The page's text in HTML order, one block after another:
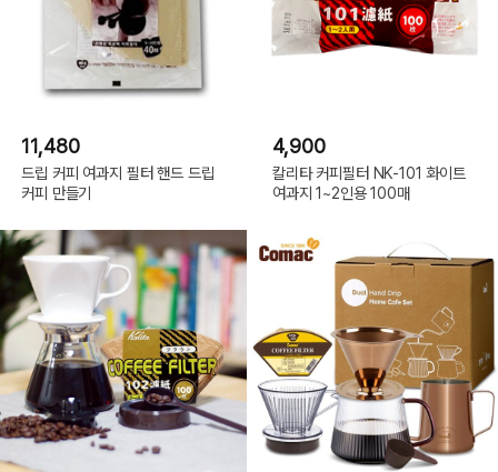
11,480
드립 커피 여과지 필터 핸드 드립
커피 만들기
4,900
칼리타 커피필터 NK-101 화이트
여과지 1~2인용 100매